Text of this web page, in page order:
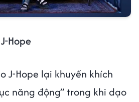
Hope
J-Hope lại khuyến khích
năng động” trong khi dạo